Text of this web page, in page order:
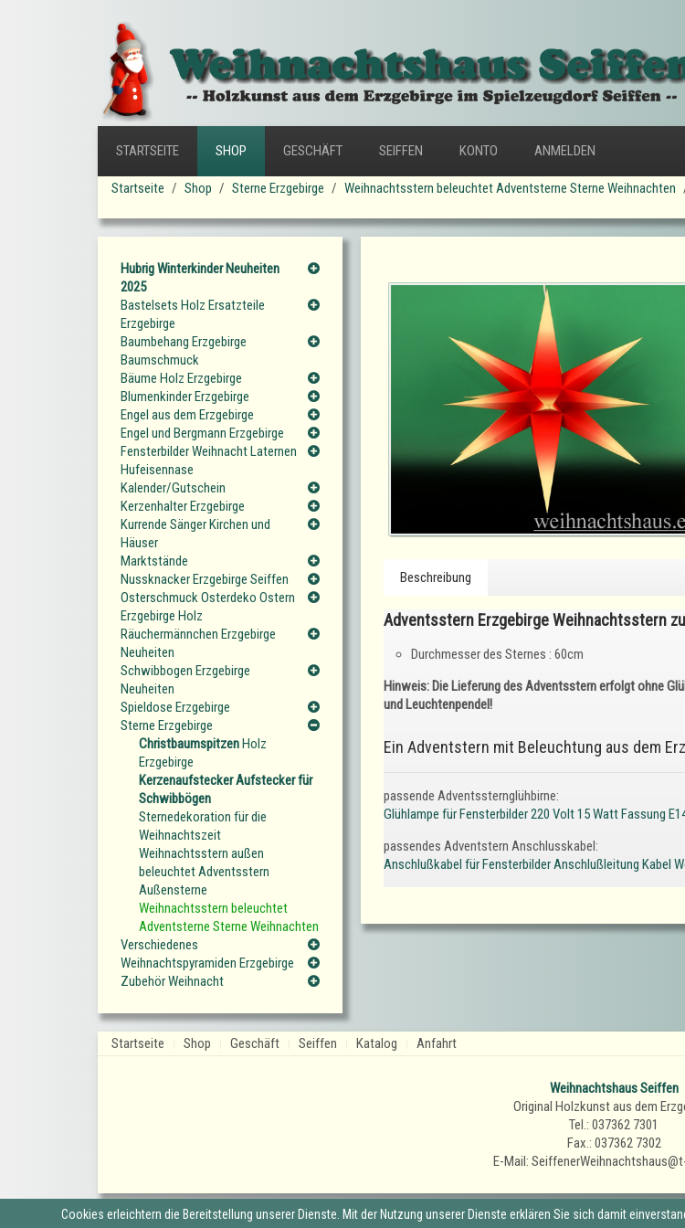
STARTSEITE SHOP GESCHÄFT SEIFFEN KONTO ANMELDEN
Startseite Shop Sterne Erzgebirge Weihnachtsstern beleuchtet Adventsterne Sterne Weihnachten
Beschreibung
Adventsstern Erzgebirge Weihnachtsstern
Durchmesser des Sternes : 60cm
Hinweis: Die Lieferung desAdventssternerfolgt ohne
und Leuchtenpendel!
Ein Adventstern mit Beleuchtung aus dem
passende Adventssternglühbirne:
Glühlampe für Fensterbilder 220 Volt 15 Watt Fassung
passendes Adventstern Anschlusskabel:
Anschlußkabel für Fensterbilder Anschlußleitung Kabel
Hubrig Winterkinder Neuheiten
2025
Bastelsets Holz Ersatzteile
Erzgebirge
Baumbehang Erzgebirge
Baumschmuck
Bäume Holz Erzgebirge
Blumenkinder Erzgebirge
Engel aus dem Erzgebirge
Engel und Bergmann Erzgebirge
Fensterbilder Weihnacht Laternen
Hufeisennase
Kalender/Gutschein
Kerzenhalter Erzgebirge
Kurrende Sänger Kirchen und
Häuser
Marktstände
Nussknacker Erzgebirge Seiffen
Osterschmuck Osterdeko Ostern
Erzgebirge Holz
Räuchermännchen Erzgebirge
Neuheiten
Schwibbogen Erzgebirge
Neuheiten
Spieldose Erzgebirge
Sterne Erzgebirge
ChristbaumspitzenHolz
Erzgebirge
Kerzenaufstecker Aufstecker für
Schwibbögen
Sternedekoration für die
Weihnachtszeit
Weihnachtsstern außen
beleuchtet Adventsstern
Außensterne
Weihnachtsstern beleuchtet
Adventsterne Sterne Weihnachten
Verschiedenes
Weihnachtspyramiden Erzgebirge
Zubehör Weihnacht
Startseite Shop Geschäft Seiffen Katalog Anfahrt
Weihnachtshaus Seiffen
Original Holzkunst aus dem
Tel.: 037362 7301
Fax.: 037362 7302
E-Mail:
Cookies erleichtern die Bereitstellung unserer Dienste. Mit der Nutzung unserer Dienste erklären Sie sich damit